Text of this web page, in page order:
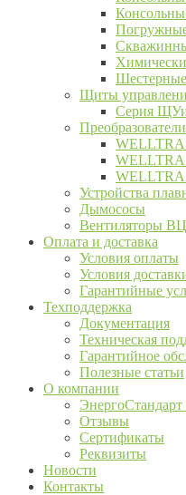
Шестерные
Щиты
Серия
WELLTRA
WELLTRA
WELLTRA
Устройства
Дымососы
Вентиляторы
Оплата и доставка
Условия оплаты
Условия
Гарантийные
Техподдержка
Документация
Техническая
Гарантийное
Полезные статьи
О компании
ЭнергоСтандарт
Отзывы
Сертификаты
Реквизиты
Новости
Контакты